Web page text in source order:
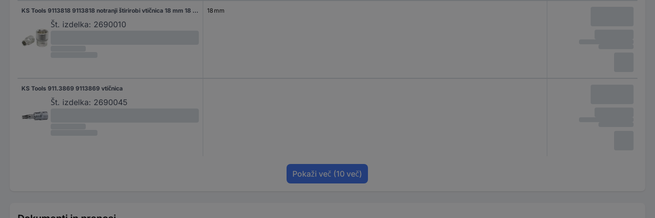
KS Tools 9113818 9113818 notranji štirirobi vtičnica 18 mm 18 mm 3/8" (10 mm)
Št. izdelka: 2690010
18 mm
KS Tools 911.3869 9113869 vtičnica
Št. izdelka: 2690045
Pokaži več (10 več)